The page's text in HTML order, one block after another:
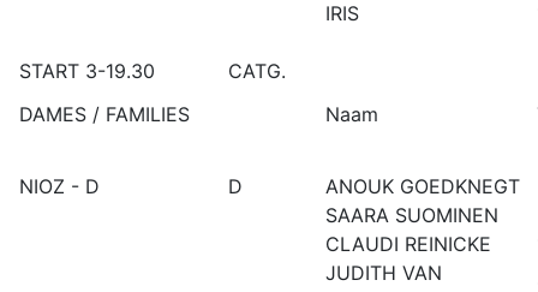
IRIS
START 3-19.30
CATG.
DAMES / FAMILIES
Naam
NIOZ - D D ANOUK GOEDKNEGT
SAARA SUOMINEN
CLAUDI REINICKE
JUDITH VAN